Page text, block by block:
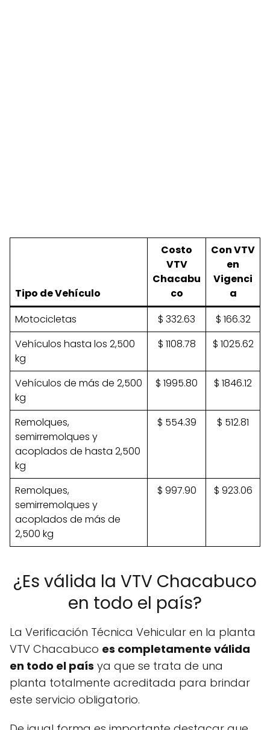
Tipo de Vehículo
Costo
VTV
Chacabu
co
Con VTV
en
Vigenci
a
Motocicletas
$ 332.63
$ 166.32
Vehículos hasta los 2,500
kg
$ 1108.78 $ 1025.62
Vehículos de más de 2,500
kg
$ 1995.80 $ 1846.12
Remolques,
semirremolques y
acoplados de hasta 2,500
kg
$ 554.39 $ 512.81
Remolques,
semirremolques y
acoplados de más de
2,500 kg
$ 997.90 $ 923.06
¿Es válida la VTV Chacabuco
en todo el país?
La Verificación Técnica Vehicular en la planta
VTV Chacabuco es completamente válida
en todo el país ya que se trata de una
planta totalmente acreditada para brindar
este servicio obligatorio.